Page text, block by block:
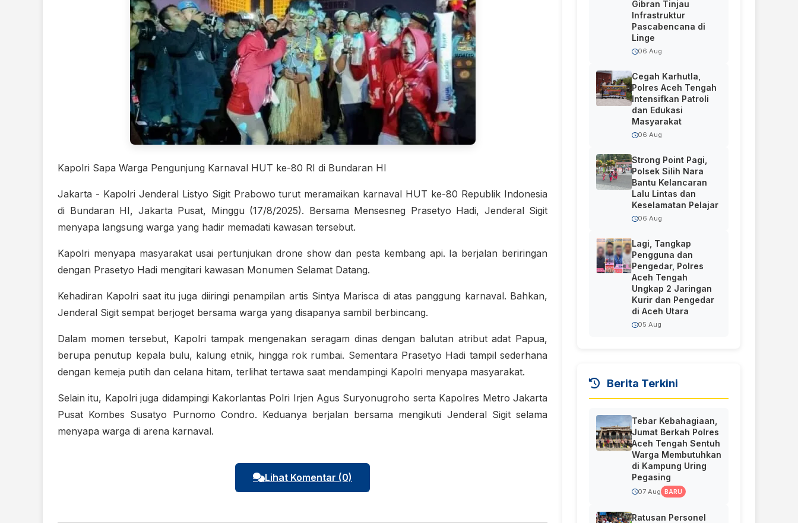
Kapolri Sapa Warga Pengunjung Karnaval HUT ke-80 RI di Bundaran HI
Jakarta - Kapolri Jenderal Listyo Sigit Prabowo turut meramaikan karnaval HUT ke-80 Republik Indonesia
di Bundaran HI, Jakarta Pusat, Minggu (17/8/2025). Bersama Mensesneg Prasetyo Hadi, Jenderal Sigit
menyapa langsung warga yang hadir memadati kawasan tersebut.
Kapolri menyapa masyarakat usai pertunjukan drone show dan pesta kembang api. Ia berjalan beriringan
dengan Prasetyo Hadi mengitari kawasan Monumen Selamat Datang.
Kehadiran Kapolri saat itu juga diiringi penampilan artis Sintya Marisca di atas panggung karnaval. Bahkan,
Jenderal Sigit sempat berjoget bersama warga yang disapanya sambil berbincang.
Dalam momen tersebut, Kapolri tampak mengenakan seragam dinas dengan balutan atribut adat Papua,
berupa penutup kepala bulu, kalung etnik, hingga rok rumbai. Sementara Prasetyo Hadi tampil sederhana
dengan kemeja putih dan celana hitam, terlihat tertawa saat mendampingi Kapolri menyapa masyarakat.
Selain itu, Kapolri juga didampingi Kakorlantas Polri Irjen Agus Suryonugroho serta Kapolres Metro Jakarta
Pusat Kombes Susatyo Purnomo Condro. Keduanya berjalan bersama mengikuti Jenderal Sigit selama
menyapa warga di arena karnaval.
Lihat Komentar (0)
Gibran Tinjau
Infrastruktur
Pascabencana di
Linge
06 Aug
Cegah Karhutla,
Polres Aceh Tengah
Intensifkan Patroli
dan Edukasi
Masyarakat
06 Aug
Strong Point Pagi,
Polsek Silih Nara
Bantu Kelancaran
Lalu Lintas dan
Keselamatan Pelajar
06 Aug
Lagi, Tangkap
Pengguna dan
Pengedar, Polres
Aceh Tengah
Ungkap 2 Jaringan
Kurir dan Pengedar
di Aceh Utara
05 Aug
Berita Terkini
Tebar Kebahagiaan,
Jumat Berkah Polres
Aceh Tengah Sentuh
Warga Membutuhkan
di Kampung Uring
Pegasing
07 Aug BARU
Ratusan Personel